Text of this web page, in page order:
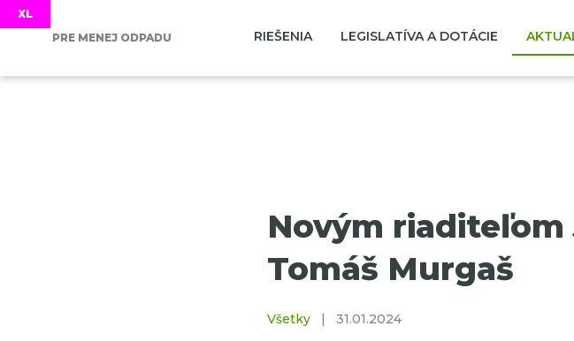
PRE MENEJ ODPADU RIEŠENIA LEGISLATÍVA A DOTÁCIE
Novým riaditeľom
Tomáš Murgaš
Všetky 31.01.2024